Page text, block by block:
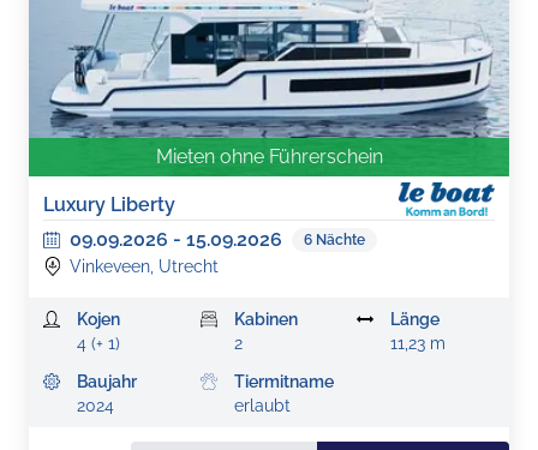
Mieten ohne Führerschein
Luxury Liberty
09.09.2026 - 15.09.2026 6 Nächte
Vinkeveen, Utrecht
Kojen
4 (+ 1)
Kabinen
2
Länge
11,23 m
Baujahr
2024
Tiermitname
erlaubt